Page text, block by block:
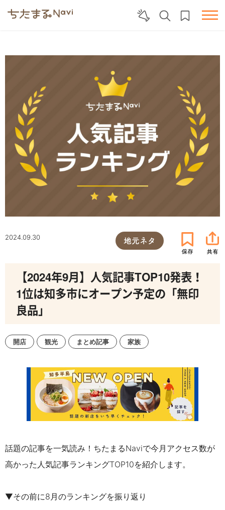
2024.09.30 地元ネタ
【2024年9月】人気記事TOP10発表！
1位は知多市にオープン予定の「無印
良品」
開店 観光 まとめ記事 家族
話題の記事を一気読み！ちたまるNaviで今月アクセス数が
高かった人気記事ランキングTOP10を紹介します。
▼その前に8月のランキングを振り返り